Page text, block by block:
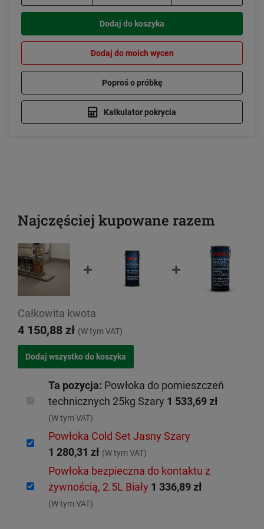
Dodaj do koszyka
Dodaj do moich wycen
Poproś o próbkę
Kalkulator pokrycia
Najczęściej kupowane razem
Całkowita kwota
4 150,88 zł (W tym VAT)
Ta pozycja: Powłoka do pomieszczeń
technicznych 25kg Szary 1 533,69 zł
(W tym VAT)
Powłoka Cold Set Jasny Szary
1 280,31 zł (W tym VAT)
Powłoka bezpieczna do kontaktu z
żywnością, 2.5L Biały 1 336,89 zł
(W tym VAT)